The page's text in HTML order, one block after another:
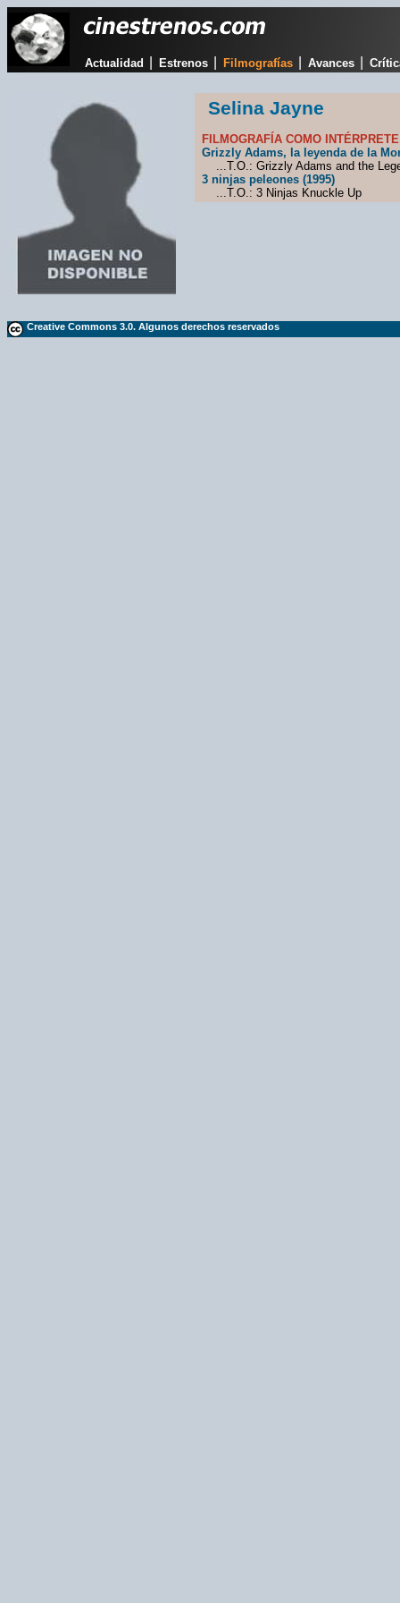
Actualidad Estrenos Filmografías Avances
Selina Jayne
FILMOGRAFÍA COMO
Grizzly Adams, la leyenda de la
...T.O.: Grizzly Adams and the
3 ninjas peleones (1995)
...T.O.: 3 Ninjas Knuckle Up
Creative Commons 3.0. Algunos derechos reservados